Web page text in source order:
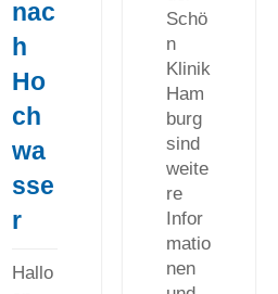
Schö
n
Klinik
Ham
burg
sind
weite
re
Infor
matio
nen
nac
h
Ho
ch
wa
sse
r
Hallo